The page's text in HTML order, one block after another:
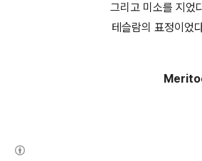
그리고 미소를 지었
테슬람의 표정이었